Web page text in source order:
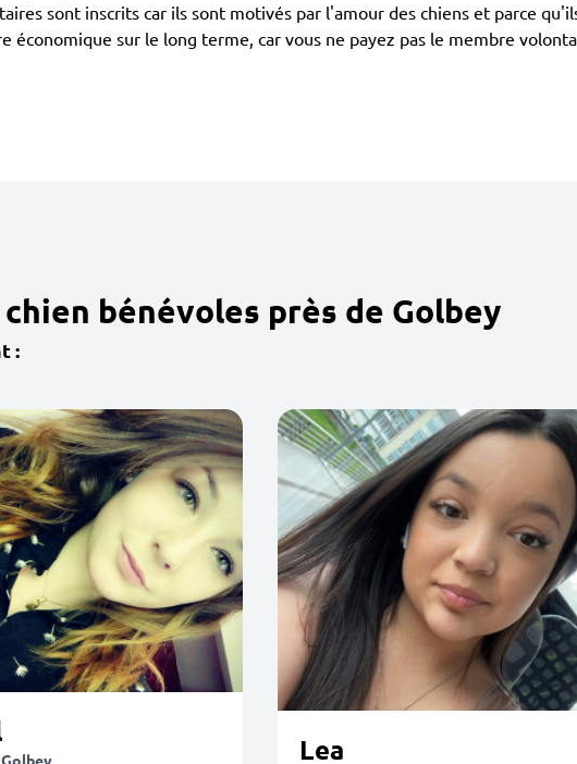
sont inscrits car ils sont motivés par l'amour des chiens et parce
économique sur le long terme, car vous ne payez pas le membre
bénévoles près de Golbey
:
Lea